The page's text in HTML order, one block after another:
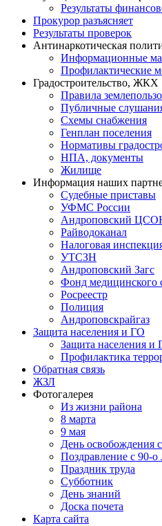
Результаты
Прокурор разъясняет
Результаты проверок
Антинаркотическая
Информационные
Профилактические
Градостроительство, ЖКХ
Правила
Публичные
Схемы снабжения
Генплан поселения
Нормативы
НПА, документы
Жилище
Информация наших
Судебные приставы
УФМС России
Андроповский
Райводоканал
Налоговая
УТСЗН
Андроповский Загс
Фонд медицинского
Росреестр
Полиция
Андроповскрайгаз
Защита населения и ГО
Защита населения и
Профилактика
Обратная связь
ЖЗЛ
Фотогалерея
Из жизни района
8 марта
9 мая
День освобождения
Поздравление с 90-о
Праздник труда
Субботник
День знаний
Доска почета
Карта сайта